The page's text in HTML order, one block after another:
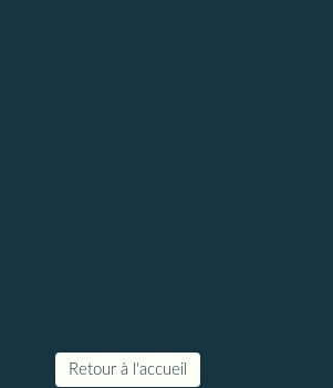
Retour à l'accueil